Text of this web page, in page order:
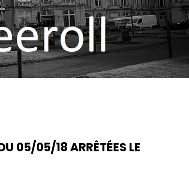
05/05/18 ARRÊTÉES LE